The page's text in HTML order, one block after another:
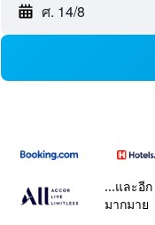
ศ. 14/8
...และอีก
มากมาย